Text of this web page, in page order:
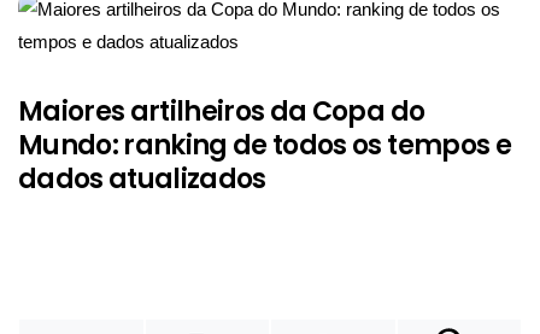
Maiores artilheiros da Copa do
Mundo: ranking de todos os tempos e
dados atualizados